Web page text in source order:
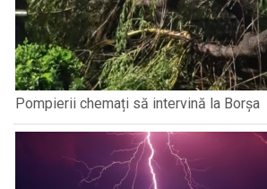
Pompierii chemați să intervină la Borșa